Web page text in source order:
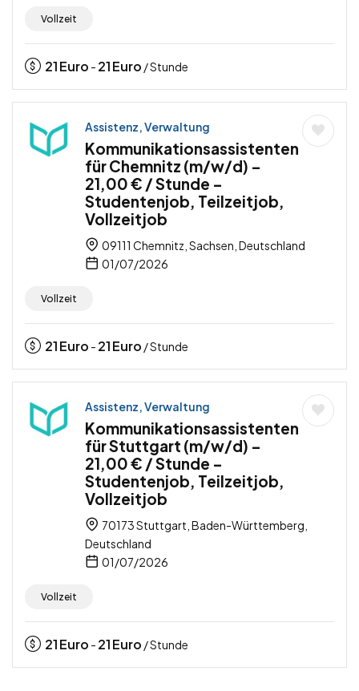
Vollzeit
21Euro - 21Euro / Stunde
Assistenz, Verwaltung
Kommunikationsassistenten
für Chemnitz (m/w/d) –
21,00 € / Stunde –
Studentenjob, Teilzeitjob,
Vollzeitjob
09111 Chemnitz, Sachsen, Deutschland
01/07/2026
Vollzeit
21Euro - 21Euro / Stunde
Assistenz, Verwaltung
Kommunikationsassistenten
für Stuttgart (m/w/d) –
21,00 € / Stunde –
Studentenjob, Teilzeitjob,
Vollzeitjob
70173 Stuttgart, Baden-Württemberg,
Deutschland
01/07/2026
Vollzeit
21Euro - 21Euro / Stunde